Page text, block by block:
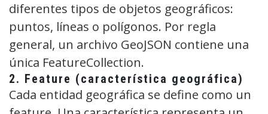
diferentes tipos de objetos geográficos:
puntos, líneas o polígonos. Por regla
general, un archivo GeoJSON contiene una
única FeatureCollection.
2. Feature (característica geográfica)
Cada entidad geográfica se define como un